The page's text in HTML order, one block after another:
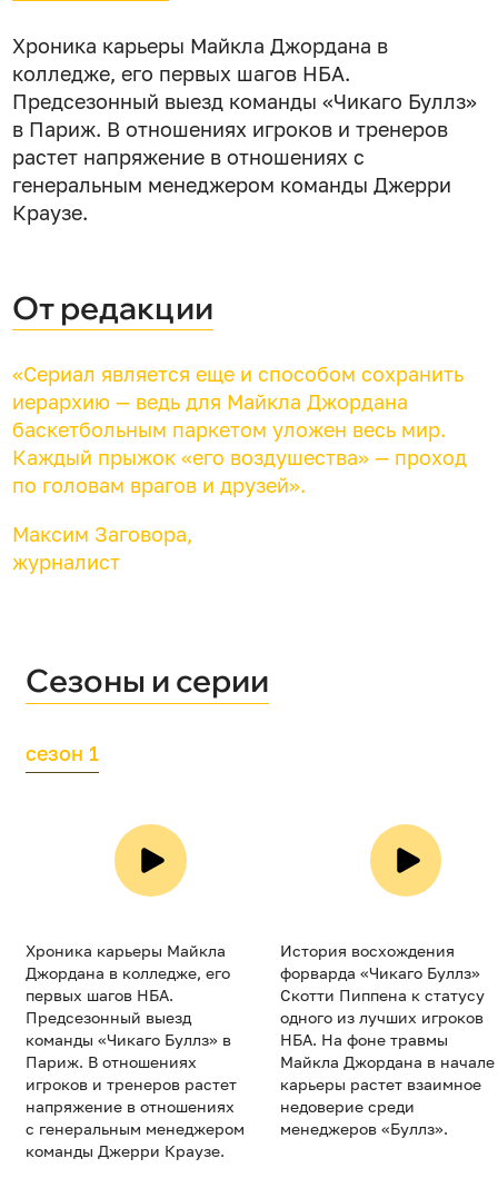
Хроника карьеры Майкла Джордана в
колледже, его первых шагов НБА.
Предсезонный выезд команды «Чикаго Буллз»
в Париж. В отношениях игроков и тренеров
растет напряжение в отношениях с
генеральным менеджером команды Джерри
Краузе.
От редакции
«Сериал является еще и способом сохранить
иерархию — ведь для Майкла Джордана
баскетбольным паркетом уложен весь мир.
Каждый прыжок «его воздушества» — проход
по головам врагов и друзей».
Максим Заговора,
журналист
Сезоны и серии
сезон 1
Хроника карьеры Майкла
Джордана в колледже, его
первых шагов НБА.
Предсезонный выезд
команды «Чикаго Буллз» в
Париж. В отношениях
игроков и тренеров растет
напряжение в отношениях
с генеральным менеджером
команды Джерри Краузе.
История восхождения
форварда «Чикаго Буллз»
Скотти Пиппена к статусу
одного из лучших игроков
НБА. На фоне травмы
Майкла Джордана в начале
карьеры растет взаимное
недоверие среди
менеджеров «Буллз».